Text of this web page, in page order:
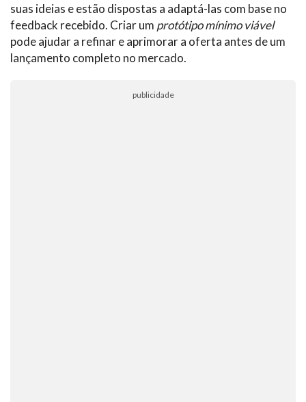
suas ideias e estão dispostas a adaptá-las com base no
feedback recebido. Criar um protótipo mínimo viável
pode ajudar a refinar e aprimorar a oferta antes de um
lançamento completo no mercado.
publicidade